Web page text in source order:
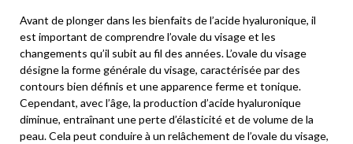
Avant de plonger dans les bienfaits de l’acide hyaluronique, il
est important de comprendre l’ovale du visage et les
changements qu’il subit au fil des années. L’ovale du visage
désigne la forme générale du visage, caractérisée par des
contours bien définis et une apparence ferme et tonique.
Cependant, avec l’âge, la production d’acide hyaluronique
diminue, entraînant une perte d’élasticité et de volume de la
peau. Cela peut conduire à un relâchement de l’ovale du visage,